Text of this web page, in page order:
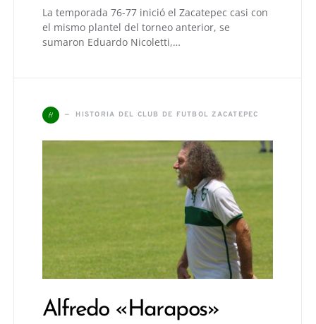
La temporada 76-77 inició el Zacatepec casi con
el mismo plantel del torneo anterior, se
sumaron Eduardo Nicoletti,…
H HISTORIA DEL CLUB DE FUTBOL ZACATEPEC
Alfredo «Harapos»